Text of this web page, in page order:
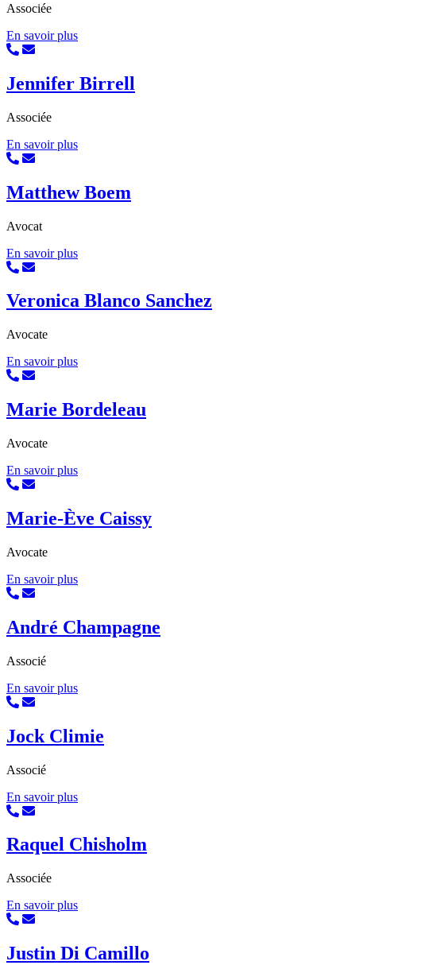
Associée
En savoir plus
Jennifer Birrell
Associée
En savoir plus
Matthew Boem
Avocat
En savoir plus
Veronica Blanco Sanchez
Avocate
En savoir plus
Marie Bordeleau
Avocate
En savoir plus
Marie-Ève Caissy
Avocate
En savoir plus
André Champagne
Associé
En savoir plus
Jock Climie
Associé
En savoir plus
Raquel Chisholm
Associée
En savoir plus
Justin Di Camillo